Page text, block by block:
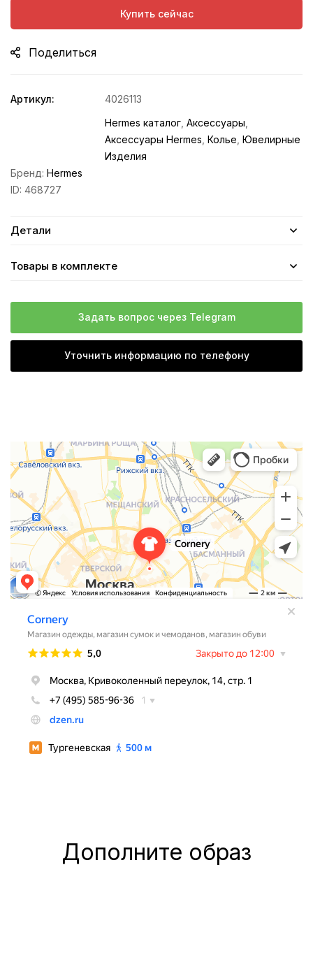
Купить сейчас
Поделиться
Артикул:
4026113
Hermes каталог Аксессуары
Аксессуары Hermes Колье Ювелирные
Изделия
Бренд: Hermes
ID: 468727
Детали
Товары в комплекте
Задать вопрос через Telegram
Уточнить информацию по телефону
Дополните образ